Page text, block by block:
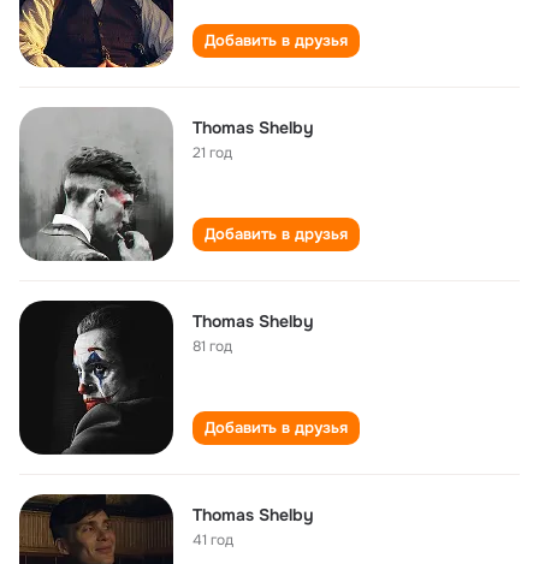
Добавить в друзья
Thomas Shelby
21 год
Добавить в друзья
Thomas Shelby
81 год
Добавить в друзья
Thomas Shelby
41 год